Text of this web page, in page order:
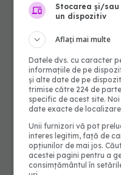
Stocarea și/
un dispozitiv
Aflați mai multe
Datele dvs. cu caracter
informațiile de pe
și alte date de pe
trimise către 224 de
specific de acest site.
date exacte de
Unii furnizori vă pot
interes legitim, față de
opțiunilor de mai jos.
acestei pagini pentru a
consimțământul în